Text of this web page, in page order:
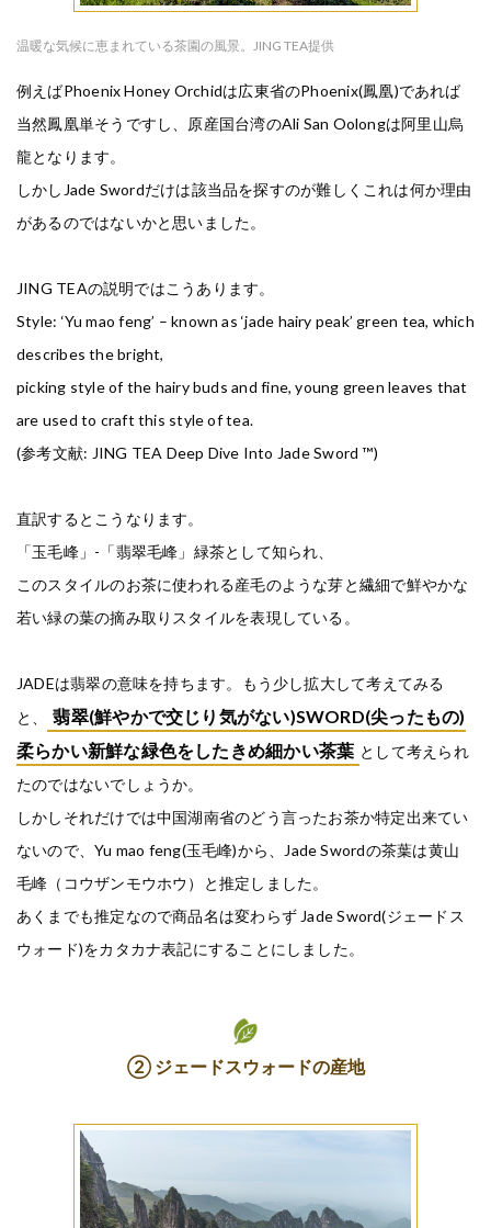
温暖な気候に恵まれている茶園の風景。JING TEA提供
例えばPhoenix Honey Orchidは広東省のPhoenix(鳳凰)であれば
当然鳳凰単そうですし、原産国台湾のAli San Oolongは阿里山烏
龍となります。
しかしJade Swordだけは該当品を探すのが難しくこれは何か理由
があるのではないかと思いました。
JING TEAの説明ではこうあります。
Style: ‘Yu mao feng’ – known as ‘jade hairy peak’ green tea, which
describes the bright,
picking style of the hairy buds and fine, young green leaves that
are used to craft this style of tea.
(参考文献: JING TEA Deep Dive Into Jade Sword ™)
直訳するとこうなります。
「玉毛峰」-「翡翠毛峰」緑茶として知られ、
このスタイルのお茶に使われる産毛のような芽と繊細で鮮やかな
若い緑の葉の摘み取りスタイルを表現している。
JADEは翡翠の意味を持ちます。もう少し拡大して考えてみる
と、
翡翠(鮮やかで交じり気がない)SWORD(尖ったもの)
柔らかい新鮮な緑色をしたきめ細かい茶葉 として考えられ
たのではないでしょうか。
しかしそれだけでは中国湖南省のどう言ったお茶か特定出来てい
ないので、Yu mao feng(玉毛峰)から、Jade Swordの茶葉は黄山
毛峰（コウザンモウホウ）と推定しました。
あくまでも推定なので商品名は変わらず Jade Sword(ジェードス
ウォード)をカタカナ表記にすることにしました。
② ジェードスウォードの産地